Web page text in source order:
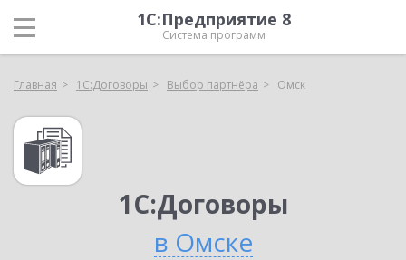
1С:Предприятие 8
Система программ
Главная 1С:Договоры Выбор партнёра Омск
1С:Договоры
в Омске